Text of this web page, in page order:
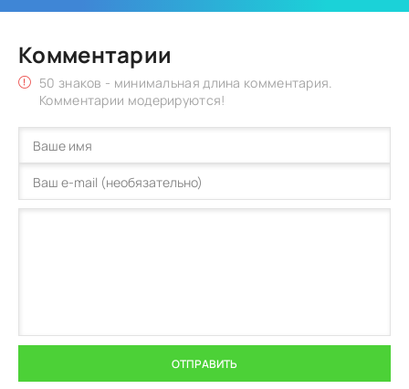
Комментарии
50 знаков - минимальная длина комментария.
Комментарии модерируются!
ОТПРАВИТЬ